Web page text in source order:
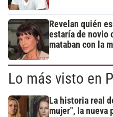
Revelan quién
estaría de novio
mataban con la
Lo más visto en
La historia real
mujer", la nueva